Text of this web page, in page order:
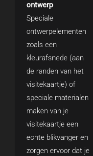
ontwerp
Speciale
ontwerpelementen
zoals een
kleurafsnede (aan
de randen van het
visitekaartje) of
speciale materialen
maken van je
visitekaartje een
echte blikvanger en
zorgen ervoor dat je